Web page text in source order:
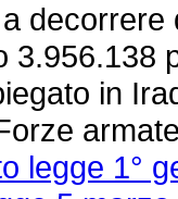
3.956.138
in
legge 1°